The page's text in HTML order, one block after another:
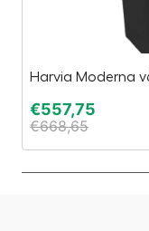
Harvia Moderna
€557,75
€668,65